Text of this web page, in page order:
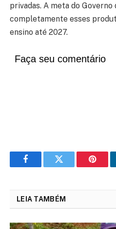
privadas. A meta do
completamente esses
ensino até 2027.
Faça seu comentário
FacebookTwitter
LEIA TAMBÉM